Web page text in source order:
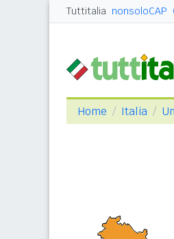
Tuttitalia nonsoloCAP
Home Italia